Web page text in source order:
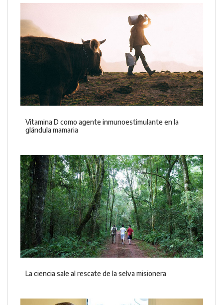
Vitamina D como agente inmunoestimulante en la
glándula mamaria
La ciencia sale al rescate de la selva misionera